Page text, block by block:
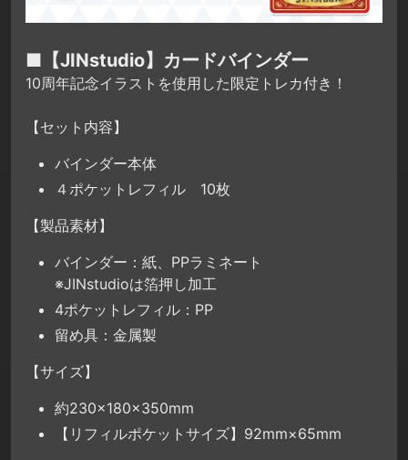
■【JINstudio】カードバインダー
10周年記念イラストを使用した限定トレカ付き！
【セット内容】
バインダー本体
４ポケットレフィル 10枚
【製品素材】
バインダー：紙、PPラミネート
※JINstudioは箔押し加工
4ポケットレフィル：PP
留め具：金属製
【サイズ】
約230×180×350mm
【リフィルポケットサイズ】92mm×65mm